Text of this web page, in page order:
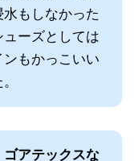
水もしなかった
ーズとしては
もかっこいい
ゴアテックスな